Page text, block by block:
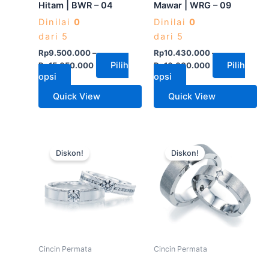
Hitam | BWR – 04
Dinilai 0
dari 5
Rp9.500.000–
Rp15.050.000
Pilih
opsi
halaman
Quick View
Mawar | WRG – 09
Dinilai 0
dari 5
Rp10.430.000–
Rp16.000.000
Pilih
opsi
halaman
Quick View
Diskon!
Cincin Permata
ini
memiliki
beberapa
varian.
Pilihan
Diskon!
Cincin Permata
ini
memiliki
beberapa
varian.
Pilihan